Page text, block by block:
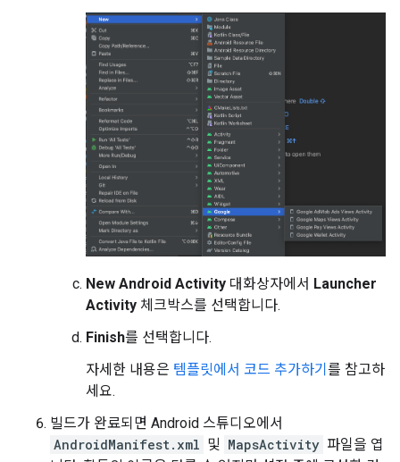
New Android Activity 대화상자에서 Launcher
Activity 체크박스를 선택합니다.
Finish를 선택합니다.
자세한 내용은 템플릿에서 코드 추가하기 를 참고하
세요.
빌드가 완료되면 Android 스튜디오에서
AndroidManifest.xml 및 MapsActivity 파일을 엽